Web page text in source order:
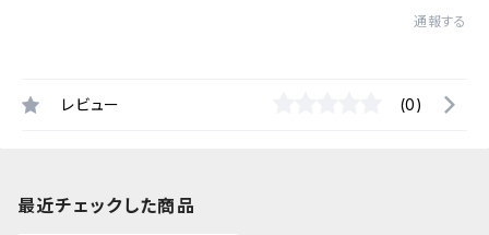
通報する
レビュー (0)
最近チェックした商品